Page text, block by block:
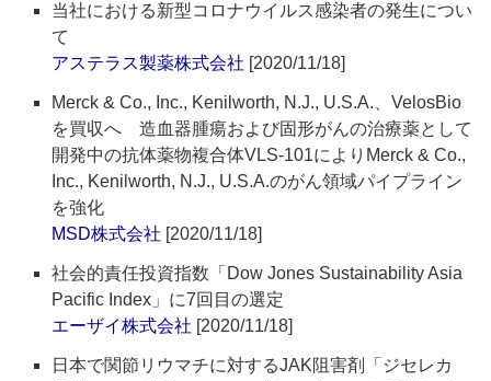
当社における新型コロナウイルス感染者の発生につい
て
アステラス製薬株式会社 [2020/11/18]
Merck & Co., Inc., Kenilworth, N.J., U.S.A.、VelosBio
を買収へ 造血器腫瘍および固形がんの治療薬として
開発中の抗体薬物複合体VLS-101によりMerck & Co.,
Inc., Kenilworth, N.J., U.S.A.のがん領域パイプライン
を強化
MSD株式会社 [2020/11/18]
社会的責任投資指数「Dow Jones Sustainability Asia
Pacific Index」に7回目の選定
エーザイ株式会社 [2020/11/18]
日本で関節リウマチに対するJAK阻害剤「ジセレカ